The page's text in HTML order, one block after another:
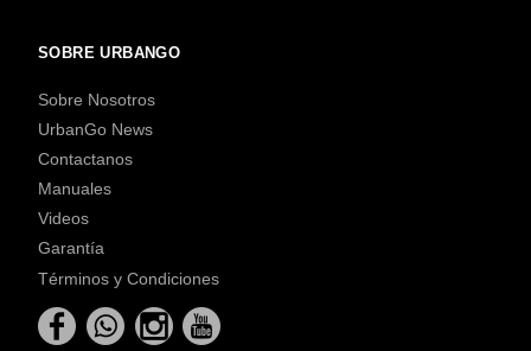
SOBRE URBANGO
Sobre Nosotros
UrbanGo News
Contactanos
Manuales
Videos
Garantía
Términos y Condiciones